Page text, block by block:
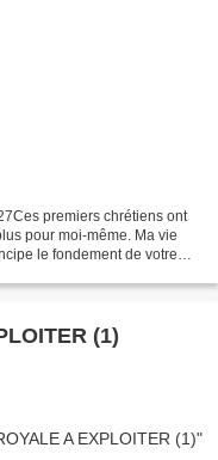
premiers chrétiens ont
pour moi-même. Ma vie
le fondement de votre
(1)